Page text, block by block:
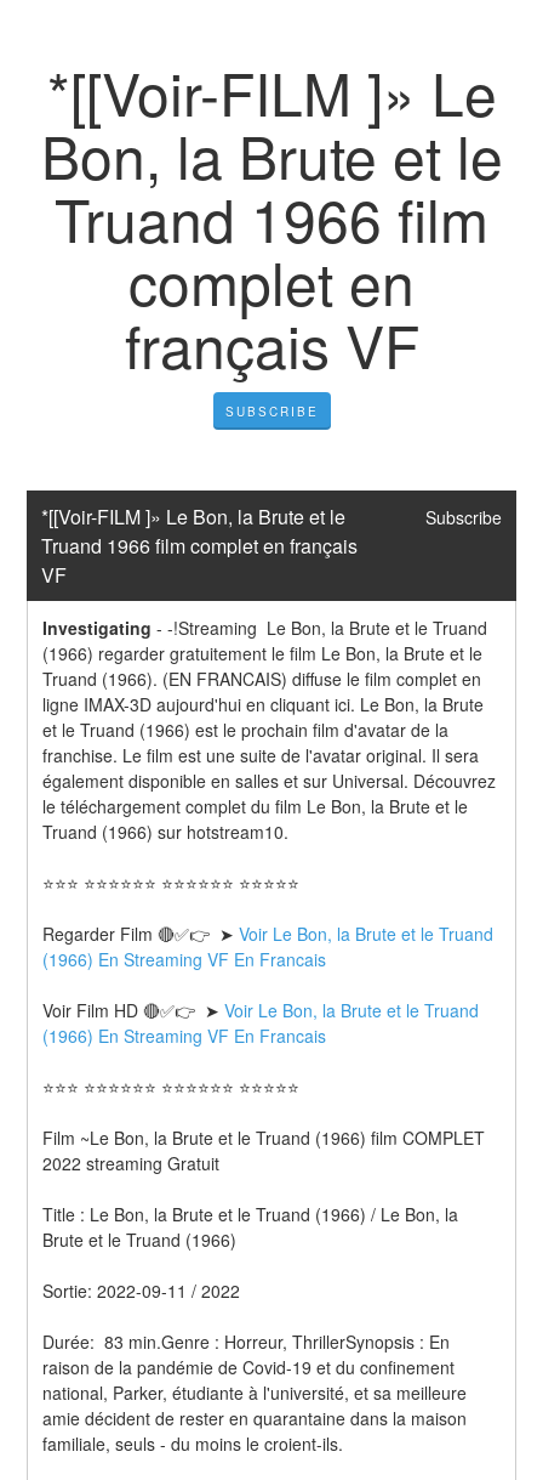
*[[Voir-FILM ]» Le
Bon, la Brute et le
Truand 1966 film
complet en
français VF
SUBSCRIBE
*[[Voir-FILM ]» Le Bon, la Brute et le
Truand 1966 film complet en français
VF
Subscribe
Investigating --!Streaming  Le Bon, la Brute et le Truand
(1966) regarder gratuitement le film Le Bon, la Brute et le
Truand (1966). (EN FRANCAIS) diffuse le film complet en
ligne IMAX-3D aujourd'hui en cliquant ici. Le Bon, la Brute
et le Truand (1966) est le prochain film d'avatar de la
franchise. Le film est une suite de l'avatar original. Il sera
également disponible en salles et sur Universal. Découvrez
le téléchargement complet du film Le Bon, la Brute et le
Truand (1966) sur hotstream10.
⭐⭐⭐ ⭐⭐⭐⭐⭐⭐ ⭐⭐⭐⭐⭐⭐ ⭐⭐⭐⭐⭐
Regarder Film 🔴✅👉  ➤ Voir Le Bon, la Brute et le Truand
(1966) En Streaming VF En Francais
Voir Film HD 🔴✅👉  ➤ Voir Le Bon, la Brute et le Truand
(1966) En Streaming VF En Francais
⭐⭐⭐ ⭐⭐⭐⭐⭐⭐ ⭐⭐⭐⭐⭐⭐ ⭐⭐⭐⭐⭐
Film ~Le Bon, la Brute et le Truand (1966) film COMPLET
2022 streaming Gratuit
Title : Le Bon, la Brute et le Truand (1966) / Le Bon, la
Brute et le Truand (1966)
Sortie: 2022-09-11 / 2022
Durée:  83 min.Genre : Horreur, ThrillerSynopsis : En
raison de la pandémie de Covid-19 et du confinement
national, Parker, étudiante à l'université, et sa meilleure
amie décident de rester en quarantaine dans la maison
familiale, seuls - du moins le croient-ils.